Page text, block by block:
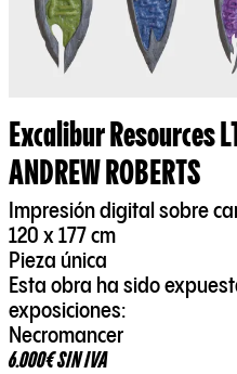
Excalibur Resources
ANDREW ROBERTS
Impresión digital sobre
120 x 177 cm
Pieza única
Esta obra ha sido
exposiciones:
Necromancer
6.000€ SIN IVA